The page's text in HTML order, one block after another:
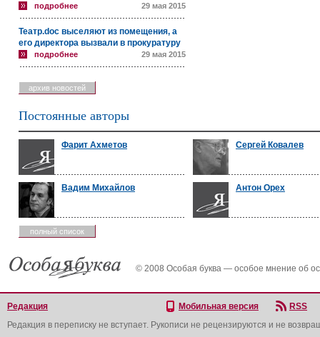
подробнее 29 мая 2015
Театр.doc выселяют из помещения, а
его директора вызвали в прокуратуру
подробнее 29 мая 2015
архив новостей
Постоянные авторы
Фарит Ахметов Сергей Ковалев
Вадим Михайлов Антон Орех
полный список
© 2008 Особая буква — особое мнение об
Редакция Мобильная версия
RSS
Редакция в переписку не вступает. Рукописи не рецензируются и не